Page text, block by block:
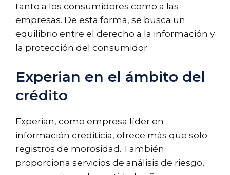
tanto a los consumidores como a las
empresas. De esta forma, se busca un
equilibrio entre el derecho a la información y
la protección del consumidor.
Experian en el ámbito del
crédito
Experian, como empresa líder en
información crediticia, ofrece más que solo
registros de morosidad. También
proporciona servicios de análisis de riesgo,